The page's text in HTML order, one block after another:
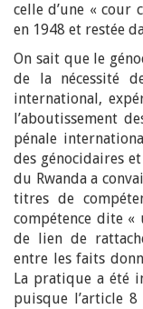
celle d’une « cour
en 1948 et restée
On sait que le
de la nécessité
international,
l’aboutissement
pénale
des génocidaires
du Rwanda a
titres de
compétence dite «
de lien de
entre les faits
La pratique a été
puisque l’article